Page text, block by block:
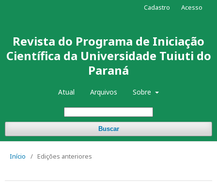
Revista do Programa de Iniciação
Científica da Universidade Tuiuti do
Paraná
Atual Arquivos Sobre
Buscar
Cadastro Acesso
Início / Edições anteriores